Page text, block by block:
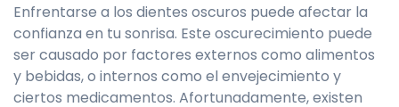
Enfrentarse a los dientes oscuros puede afectar la
confianza en tu sonrisa. Este oscurecimiento puede
ser causado por factores externos como alimentos
y bebidas, o internos como el envejecimiento y
ciertos medicamentos. Afortunadamente, existen